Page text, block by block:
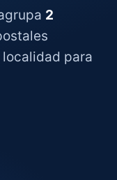
2
localidad para